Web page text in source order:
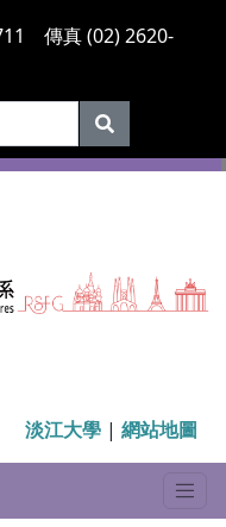
傳真 (02) 2620-
淡江大學 | 網站地圖